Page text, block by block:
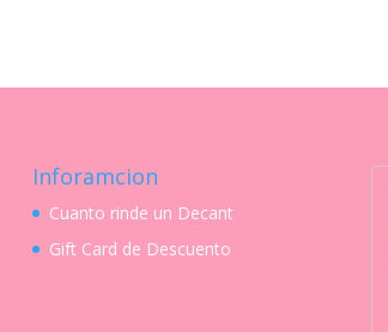
Inforamcion
Cuanto rinde un Decant
Gift Card de Descuento